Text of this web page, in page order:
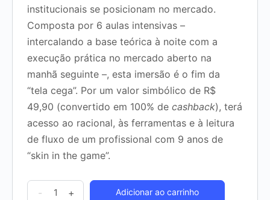
institucionais se posicionam no mercado.
Composta por 6 aulas intensivas –
intercalando a base teórica à noite com a
execução prática no mercado aberto na
manhã seguinte –, esta imersão é o fim da
“tela cega”. Por um valor simbólico de R$
49,90 (convertido em 100% de cashback), terá
acesso ao racional, às ferramentas e à leitura
de fluxo de um profissional com 9 anos de
“skin in the game”.
- + Adicionar ao carrinho